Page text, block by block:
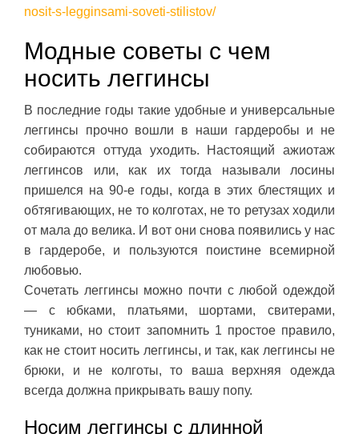
nosit-s-legginsami-soveti-stilistov/
Модные советы с чем
носить леггинсы
В последние годы такие удобные и универсальные
леггинсы прочно вошли в наши гардеробы и не
собираются оттуда уходить. Настоящий ажиотаж
леггинсов или, как их тогда называли лосины
пришелся на 90-е годы, когда в этих блестящих и
обтягивающих, не то колготах, не то ретузах ходили
от мала до велика. И вот они снова появились у нас
в гардеробе, и пользуются поистине всемирной
любовью.
Сочетать леггинсы можно почти с любой одеждой
— с юбками, платьями, шортами, свитерами,
туниками, но стоит запомнить 1 простое правило,
как не стоит носить леггинсы, и так, как леггинсы не
брюки, и не колготы, то ваша верхняя одежда
всегда должна прикрывать вашу попу.
Носим леггинсы с длинной